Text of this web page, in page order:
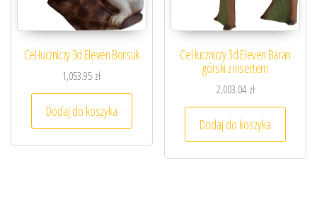
Cel łuczniczy 3d Eleven Borsuk
1,053.95 zł
Dodaj do koszyka
Cel łuczniczy 3d Eleven Baran
górski z insertem
2,003.04 zł
Dodaj do koszyka